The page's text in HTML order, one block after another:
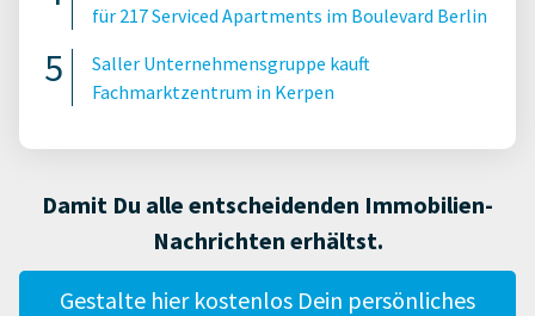
für 217 Serviced Apartments im Boulevard Berlin
Saller Unternehmensgruppe kauft
Fachmarktzentrum in Kerpen
Damit Du alle entscheidenden Immobilien-
Nachrichten erhältst.
Gestalte hier kostenlos Dein persönliches